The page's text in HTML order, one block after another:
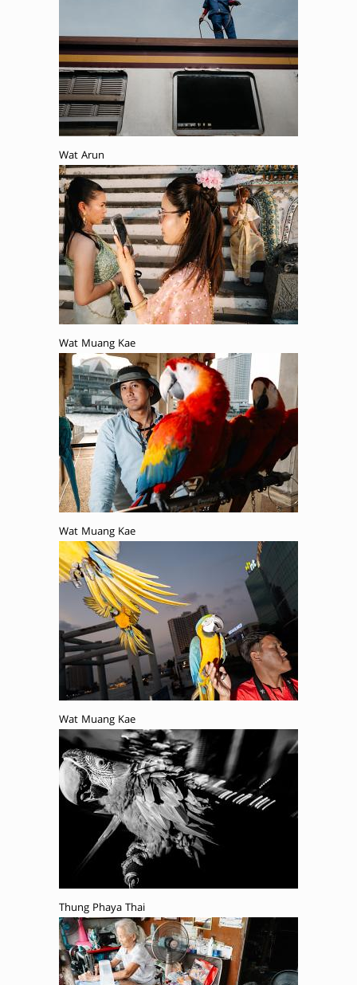
Wat Arun
Wat Muang Kae
Wat Muang Kae
Wat Muang Kae
Thung Phaya Thai